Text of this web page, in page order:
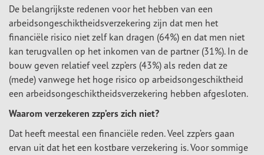
De belangrijkste redenen voor het hebben van een
arbeidsongeschiktheidsverzekering zijn dat men het
financiële risico niet zelf kan dragen (64%) en dat men niet
kan terugvallen op het inkomen van de partner (31%). In de
bouw geven relatief veel zzp’ers (43%) als reden dat ze
(mede) vanwege het hoge risico op arbeidsongeschiktheid
een arbeidsongeschiktheidsverzekering hebben afgesloten.
Waarom verzekeren zzp’ers zich niet?
Dat heeft meestal een financiële reden. Veel zzp’ers gaan
ervan uit dat het een kostbare verzekering is. Voor sommige